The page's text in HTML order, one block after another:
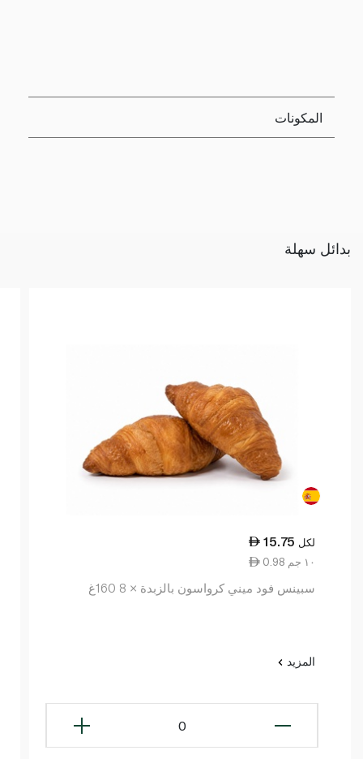
المكونات
بدائل سهلة
15.75 لكل
0.98 ١٠ جم
سبينس فود ميني كرواسون بالزبدة × 8 160غ
المزيد
0